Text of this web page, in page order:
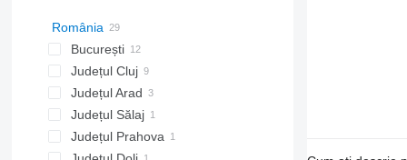
România
București
București
Județul Cluj
Județul Arad
Județul Sălaj
Hereclean
Județul Prahova